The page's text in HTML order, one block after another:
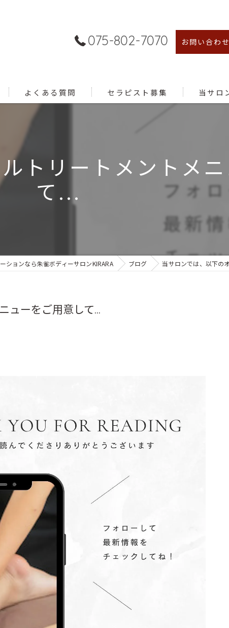
075-802-7070 お問い合わ
よくある質問 セラピスト募集 当サロ
むくみ
腰痛
肩こり
トリートメントメ
て...
ションなら朱雀ボディーサロンKIRARA ブログ 当サロンでは、以下の
ューをご用意して...